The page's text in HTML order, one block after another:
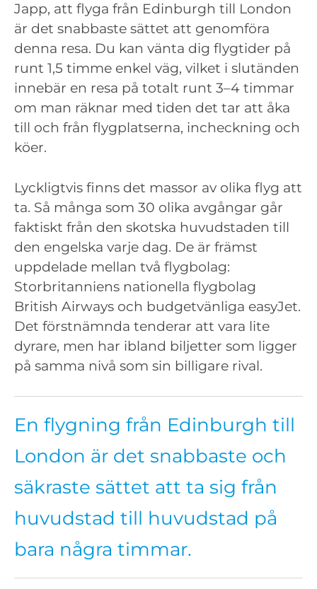
Japp, att flyga från Edinburgh till London
är det snabbaste sättet att genomföra
denna resa. Du kan vänta dig flygtider på
runt 1,5 timme enkel väg, vilket i slutänden
innebär en resa på totalt runt 3–4 timmar
om man räknar med tiden det tar att åka
till och från flygplatserna, incheckning och
köer.
Lyckligtvis finns det massor av olika flyg att
ta. Så många som 30 olika avgångar går
faktiskt från den skotska huvudstaden till
den engelska varje dag. De är främst
uppdelade mellan två flygbolag:
Storbritanniens nationella flygbolag
British Airways och budgetvänliga easyJet.
Det förstnämnda tenderar att vara lite
dyrare, men har ibland biljetter som ligger
på samma nivå som sin billigare rival.
En flygning från Edinburgh till
London är det snabbaste och
säkraste sättet att ta sig från
huvudstad till huvudstad på
bara några timmar.